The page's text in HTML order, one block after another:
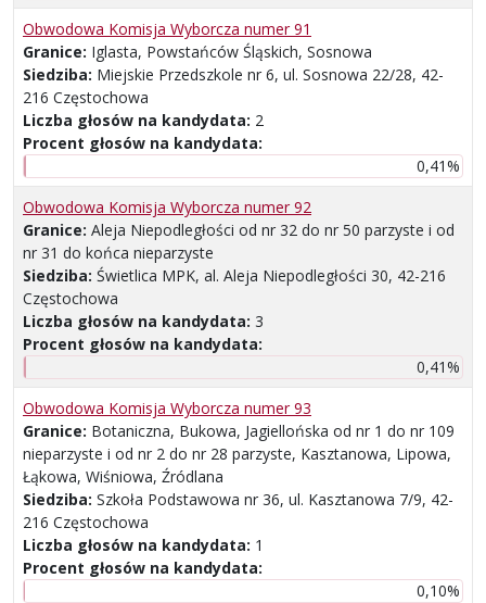
Obwodowa Komisja Wyborcza numer 91
Granice: Iglasta, Powstańców Śląskich, Sosnowa
Siedziba: Miejskie Przedszkole nr 6, ul. Sosnowa 22/28, 42-
216 Częstochowa
Liczba głosów na kandydata: 2
Procent głosów na kandydata:
0,41%
Obwodowa Komisja Wyborcza numer 92
Granice: Aleja Niepodległości od nr 32 do nr 50 parzyste i od
nr 31 do końca nieparzyste
Siedziba: Świetlica MPK, al. Aleja Niepodległości 30, 42-216
Częstochowa
Liczba głosów na kandydata: 3
Procent głosów na kandydata:
0,41%
Obwodowa Komisja Wyborcza numer 93
Granice: Botaniczna, Bukowa, Jagiellońska od nr 1 do nr 109
nieparzyste i od nr 2 do nr 28 parzyste, Kasztanowa, Lipowa,
Łąkowa, Wiśniowa, Źródlana
Siedziba: Szkoła Podstawowa nr 36, ul. Kasztanowa 7/9, 42-
216 Częstochowa
Liczba głosów na kandydata: 1
Procent głosów na kandydata:
0,10%